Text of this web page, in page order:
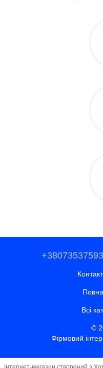
Всі
©
Фірмовий